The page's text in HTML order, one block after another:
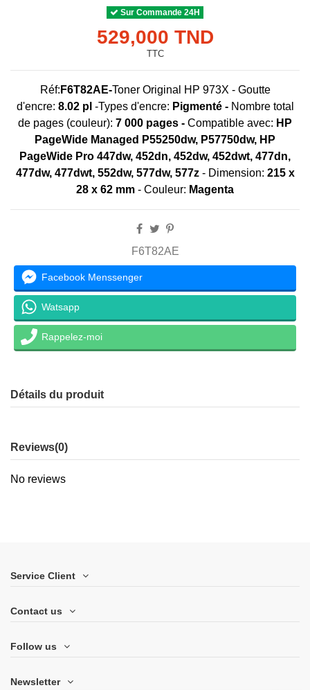
Sur Commande 24H
529,000 TND
TTC
Réf: F6T82AE-Toner Original HP 973X - Goutte
d'encre: 8.02 pl -Types d'encre: Pigmenté - Nombre total
de pages (couleur): 7 000 pages - Compatible avec: HP
PageWide Managed P55250dw, P57750dw, HP
PageWide Pro 447dw, 452dn, 452dw, 452dwt, 477dn,
477dw, 477dwt, 552dw, 577dw, 577z - Dimension: 215 x
28 x 62 mm - Couleur: Magenta
F6T82AE
Facebook Menssenger
Watsapp
Rappelez-moi
Détails du produit
Reviews(0)
No reviews
Service Client
Contact us
Follow us
Newsletter